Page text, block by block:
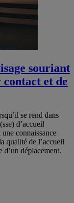
souriant
et de
se rend dans
d’accueil
connaissance
qualité de l’accueil
d’un déplacement.